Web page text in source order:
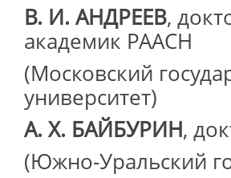
В. И. АНДРЕЕВ,
академик РААСН
(Московский
университет)
А. Х. БАЙБУРИН,
(Южно-Уральский